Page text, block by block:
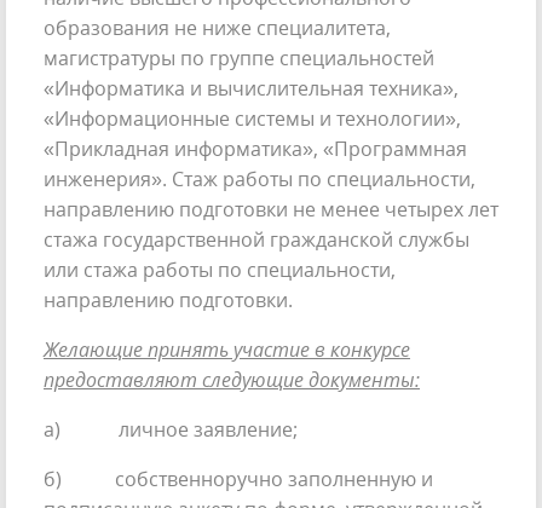
образования не ниже специалитета,
магистратуры по группе специальностей
«Информатика и вычислительная техника»,
«Информационные системы и технологии»,
«Прикладная информатика», «Программная
инженерия». Стаж работы по специальности,
направлению подготовки не менее четырех лет
стажа государственной гражданской службы
или стажа работы по специальности,
направлению подготовки.
Желающие принять участие в конкурсе
предоставляют следующие документы:
а) личное заявление;
б) собственноручно заполненную и